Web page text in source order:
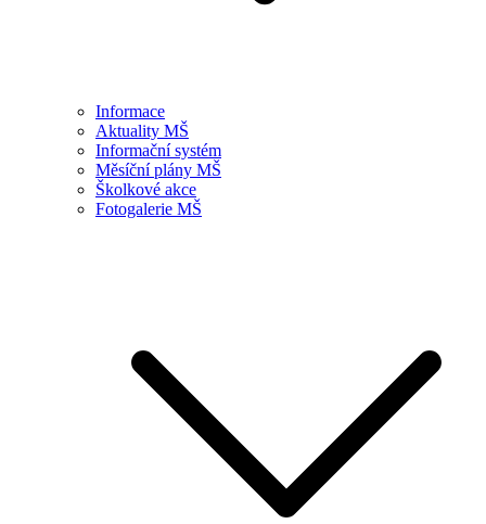
Informace
Aktuality MŠ
Informační systém
Měsíční plány MŠ
Školkové akce
Fotogalerie MŠ